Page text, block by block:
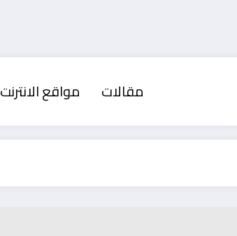
مقالات مواقع الانترنت